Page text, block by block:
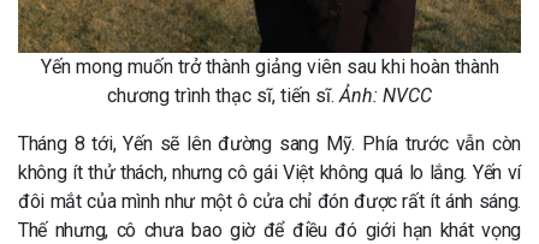
Yến mong muốn trở thành giảng viên sau khi hoàn thành
chương trình thạc sĩ, tiến sĩ.Ảnh: NVCC
Tháng 8 tới, Yến sẽ lên đường sang Mỹ. Phía trước vẫn còn
không ít thử thách, nhưng cô gái Việt không quá lo lắng. Yến ví
đôi mắt của mình như một ô cửa chỉ đón được rất ít ánh sáng.
Thế nhưng, cô chưa bao giờ để điều đó giới hạn khát vọng